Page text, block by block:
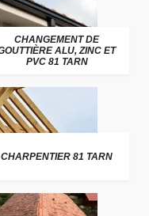
CHANGEMENT DE
ALU, ZINC ET
PVC 81 TARN
CHARPENTIER 81 TARN